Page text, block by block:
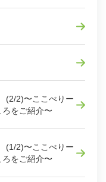
(2/2)〜ここぺりー
をご紹介〜
(1/2)〜ここぺりー
をご紹介〜